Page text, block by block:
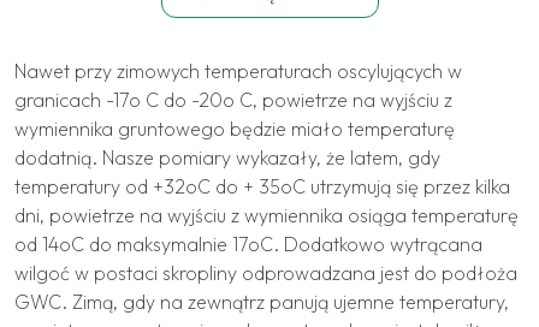
Nawet przy zimowych temperaturach oscylujących w
granicach -17o C do -20o C, powietrze na wyjściu z
wymiennika gruntowego będzie miało temperaturę
dodatnią. Nasze pomiary wykazały, że latem, gdy
temperatury od +32oC do + 35oC utrzymują się przez kilka
dni, powietrze na wyjściu z wymiennika osiąga temperaturę
od 14oC do maksymalnie 17oC. Dodatkowo wytrącana
wilgoć w postaci skropliny odprowadzana jest do podłoża
GWC. Zimą, gdy na zewnątrz panują ujemne temperatury,